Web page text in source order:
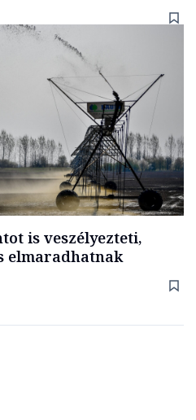
is veszélyezteti,
elmaradhatnak